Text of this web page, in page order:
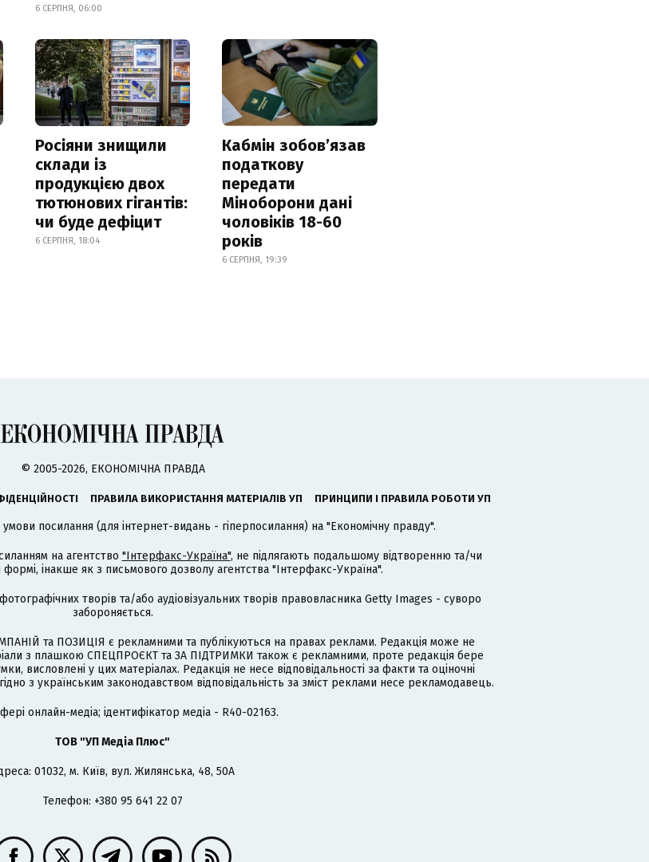
6 СЕРПНЯ, 06:00
Росіяни знищили
склади із
продукцією двох
тютюнових гігантів:
чи буде дефіцит
6 СЕРПНЯ, 18:04
Кабмін зобовʼязав
податкову
передати
Міноборони дані
чоловіків 18-60
років
6 СЕРПНЯ, 19:39
© 2005-2026, ЕКОНОМІЧНА ПРАВДА
ПРАВИЛА ВИКОРИСТАННЯ МАТЕРІАЛІВ УП ПРИНЦИПИ І ПРАВИЛА РОБОТИ УП
посилання (для інтернет-видань - гіперпосилання) на "Економічну правду".
на агентство "Інтерфакс-Україна", не підлягають подальшому відтворенню та/чи
інакше як з письмового дозволу агентства "Інтерфакс-Україна".
творів та/або аудіовізуальних творів правовласника Getty Images - суворо
забороняється.
та ПОЗИЦІЯ є рекламними та публікуються на правах реклами. Редакція може не
з плашкою СПЕЦПРОЄКТ та ЗА ПІДТРИМКИ також є рекламними, проте редакція бере
висловлені у цих матеріалах. Редакція не несе відповідальності за факти та оціночні
з українським законодавством відповідальність за зміст реклами несе рекламодавець.
онлайн-медіа; ідентифікатор медіа - R40-02163.
ТОВ "УП Медіа Плюс"
01032, м. Київ, вул. Жилянська, 48, 50А
Телефон: +380 95 641 22 07